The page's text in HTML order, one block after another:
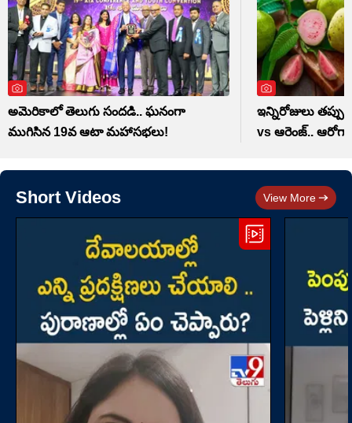
అమెరికాలో తెలుగు సందడి.. ఘనంగా
ముగిసిన 19వ ఆటా మహాసభలు!
ఇన్నిరోజులు
vs ఆరెంజ్..
Short Videos View More